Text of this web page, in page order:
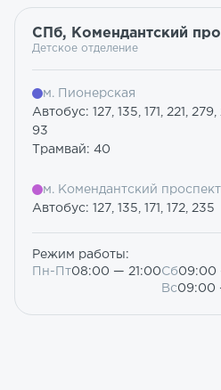
СПб, Комендантский
Детское отделение
м. Пионерская
Автобус: 127, 135, 171, 221,
93
Трамвай: 40
м. Комендантский проспект
Автобус: 127, 135, 171, 172, 235
Режим работы:
Пн-Пт08:00 — 21:00Сб09:00
Вс09:00